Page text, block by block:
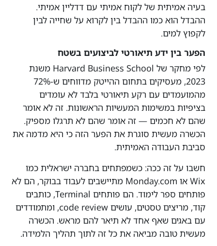
בעיה אמיתית של לקוח אמיתי עם דדליין אמיתי.
ההבדל הוא כמו ההבדל בין לקרוא על שחייה לבין
לקפוץ למים.
הפער בין ידע תיאורטי לביצועים בשטח
לפי מחקר של Harvard Business School משנת
2023, מעסיקים בתחום ההייטק מדווחים ש-72%
מהמועמדים עם רקע תיאורטי בלבד לא עומדים
בציפיות במשימות המעשיות הראשונות. זה לא אומר
שהם לא חכמים — זה אומר שהם לא תרגלו מספיק.
הכשרה מעשית סוגרת את הפער הזה כי היא מדמה את
סביבת העבודה האמיתית.
חשבו על זה ככה: כשמפתחים בחברה ישראלית כמו
Wix או Monday.com מתיישבים לעבוד בבוקר, הם לא
פותחים ספר לימוד. הם פותחים Terminal, כותבים
קוד, מריצים טסטים, עושים code review, ומתמודדים
עם באגים שאף אחד לא תיאר להם מראש. הכשרה
מעשית טובה מביאה את כל זה לתוך תהליך הלמידה.